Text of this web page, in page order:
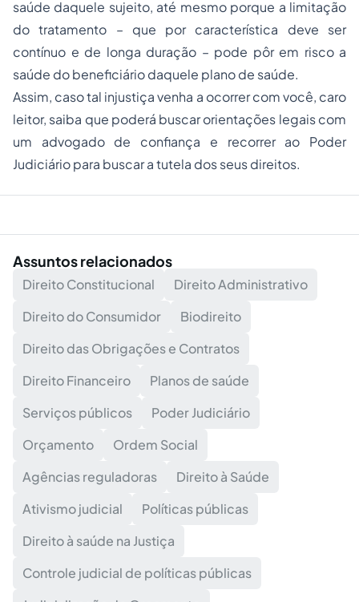
saúde daquele sujeito, até mesmo porque a limitação
do tratamento – que por característica deve ser
contínuo e de longa duração – pode pôr em risco a
saúde do beneficiário daquele plano de saúde.
Assim, caso tal injustiça venha a ocorrer com você, caro
leitor, saiba que poderá buscar orientações legais com
um advogado de confiança e recorrer ao Poder
Judiciário para buscar a tutela dos seus direitos.
Assuntos relacionados
Direito Constitucional
Direito Administrativo
Direito do Consumidor
Biodireito
Direito das Obrigações e Contratos
Direito Financeiro
Planos de saúde
Serviços públicos
Poder Judiciário
Orçamento
Ordem Social
Agências reguladoras
Direito à Saúde
Ativismo judicial
Políticas públicas
Direito à saúde na Justiça
Controle judicial de políticas públicas